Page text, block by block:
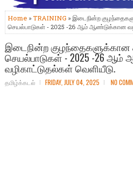
Home »TRAINING » இடைநின்ற
செயல்பாடுகள் - 2025 -26 ஆம் ஆண்டுக்கான
இடைநின்ற குழந்தைகளுக்கான
செயல்பாடுகள் - 2025 -26
வழிகாட்டுதல்கள் வெளியீடு.
தமிழ்க்கடல் FRIDAY, JULY 04, 2025 NO